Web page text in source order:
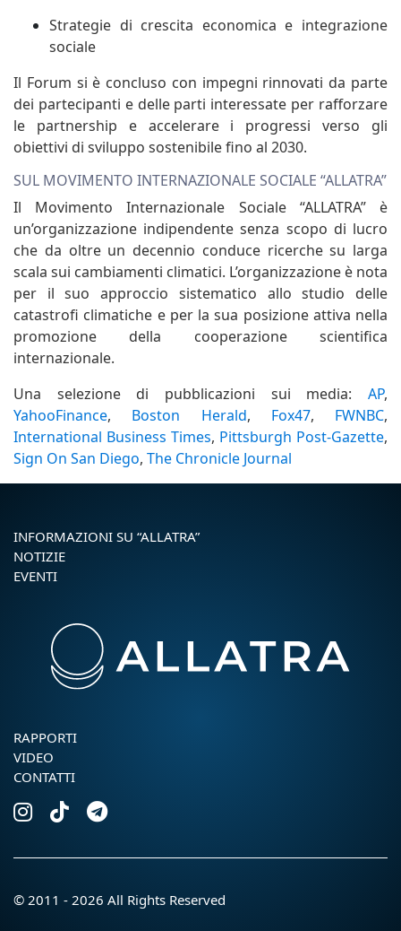
Strategie di crescita economica e integrazione
sociale
Il Forum si è concluso con impegni rinnovati da parte
dei partecipanti e delle parti interessate per rafforzare
le partnership e accelerare i progressi verso gli
obiettivi di sviluppo sostenibile fino al 2030.
SUL MOVIMENTO INTERNAZIONALE SOCIALE “ALLATRA”
Il Movimento Internazionale Sociale “ALLATRA” è
un’organizzazione indipendente senza scopo di lucro
che da oltre un decennio conduce ricerche su larga
scala sui cambiamenti climatici. L’organizzazione è nota
per il suo approccio sistematico allo studio delle
catastrofi climatiche e per la sua posizione attiva nella
promozione della cooperazione scientifica
internazionale.
Una selezione di pubblicazioni sui media: AP,
YahooFinance, Boston Herald, Fox47, FWNBC,
International Business Times, Pittsburgh Post-Gazette,
Sign On San Diego, The Chronicle Journal
INFORMAZIONI SU “ALLATRA”
NOTIZIE
EVENTI
RAPPORTI
VIDEO
CONTATTI
© 2011 - 2026 All Rights Reserved